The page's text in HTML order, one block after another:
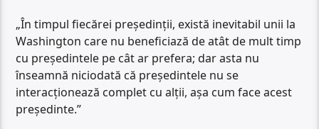
„În timpul fiecărei președinții, există inevitabil unii la
Washington care nu beneficiază de atât de mult timp
cu președintele pe cât ar prefera; dar asta nu
înseamnă niciodată că președintele nu se
interacționează complet cu alții, așa cum face acest
președinte.”